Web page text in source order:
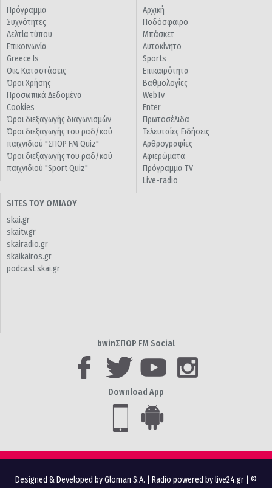
Πρόγραμμα
Συχνότητες
Δελτία τύπου
Επικοινωνία
Greece Is
Οικ. Καταστάσεις
Όροι Χρήσης
Προσωπικά Δεδομένα
Cookies
Όροι διεξαγωγής διαγωνισμών
Όροι διεξαγωγής του ραδ/κού
παιχνιδιού "ΣΠΟΡ FM Quiz"
Όροι διεξαγωγής του ραδ/κού
παιχνιδιού "Sport Quiz"
Αρχική
Ποδόσφαιρο
Μπάσκετ
Αυτοκίνητο
Sports
Επικαιρότητα
Βαθμολογίες
WebTv
Enter
Πρωτοσέλιδα
Τελευταίες Ειδήσεις
Αρθρογραφίες
Αφιερώματα
Πρόγραμμα TV
Live-radio
SITES ΤΟΥ ΟΜΙΛΟΥ
skai.gr
skaitv.gr
skairadio.gr
skaikairos.gr
podcast.skai.gr
bwinΣΠΟΡ FM Social
Download App
Designed & Developed by Gloman S.A. Radio powered by live24.gr | ©